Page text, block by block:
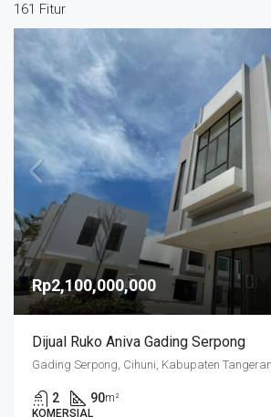
161 Fitur
Rp2,100,000,000
Dijual Ruko Aniva Gading Serpong
2 90m²
KOMERSIAL